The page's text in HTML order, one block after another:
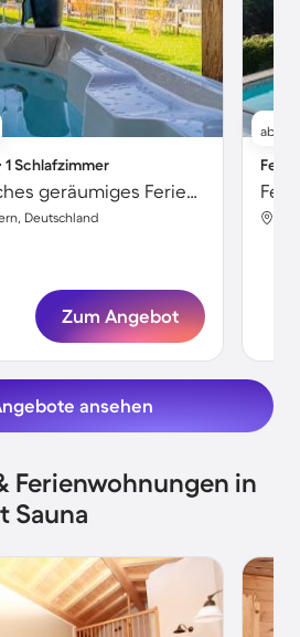
1 Schlafzimmer
Familienfreundliches geräumiges Ferienhaus mit Whirlpool, Sauna und Garten | Gartenblick
Deutschland
Zum Angebot
ab
ansehen
Ferienwohnungen in
Sauna